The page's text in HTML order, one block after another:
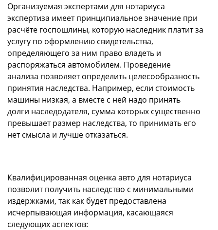
Организуемая экспертами для нотариуса
экспертиза имеет принципиальное значение при
расчёте госпошлины, которую наследник платит за
услугу по оформлению свидетельства,
определяющего за ним право владеть и
распоряжаться автомобилем. Проведение
анализа позволяет определить целесообразность
принятия наследства. Например, если стоимость
машины низкая, а вместе с ней надо принять
долги наследодателя, сумма которых существенно
превышает размер наследства, то принимать его
нет смысла и лучше отказаться.
Квалифицированная оценка авто для нотариуса
позволит получить наследство с минимальными
издержками, так как будет предоставлена
исчерпывающая информация, касающаяся
следующих аспектов: